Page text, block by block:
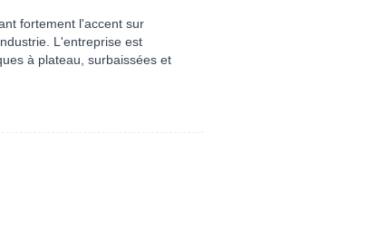
fortement l'accent sur
L'entreprise est
à plateau, surbaissées et